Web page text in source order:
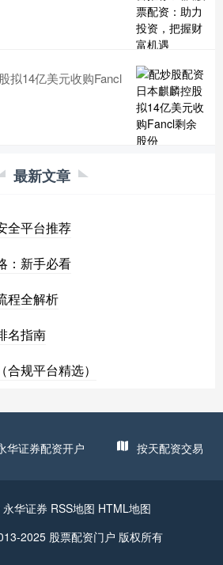
拟14亿美元收购Fancl
最新文章
全平台推荐
：新手必看
程全解析
名指南
规平台精选）
华证券配资开户 按天配资交易
永华证券 RSS地图 HTML地图
2025 股票配资门户 版权所有